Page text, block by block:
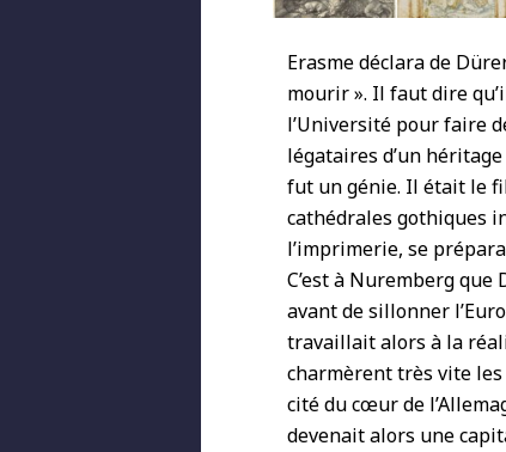
Erasme déclara de
mourir ». Il faut dire
l’Université pour faire
légataires d’un
fut un génie. Il était le
cathédrales gothiques
l’imprimerie, se
C’est à Nuremberg
avant de sillonner
travaillait alors à la
charmèrent très vite
cité du cœur de
devenait alors une